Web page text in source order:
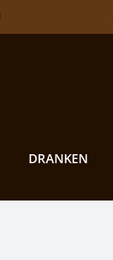
DRANKEN